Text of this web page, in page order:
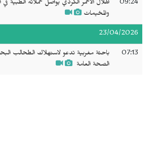
09:24
الهلال الأحمر الكردي يواصل حملاته الطبية في
والمخيمات
23/04/2026
07:13
باحثة مغربية تدعو لاستهلاك الطحالب
الصحة العامة‫‬ ‬‬‬‬‬‬